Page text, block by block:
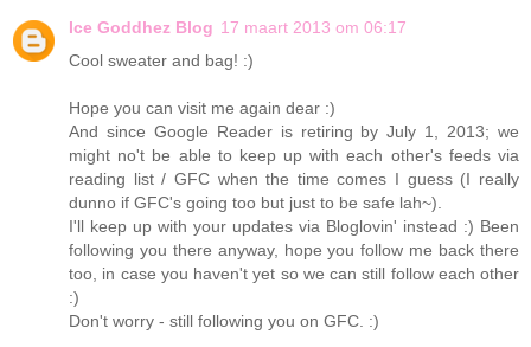
Ice Goddhez Blog 17 maart 2013 om 06:17
Cool sweater and bag! :)
Hope you can visit me again dear :)
And since Google Reader is retiring by July 1, 2013; we
might no't be able to keep up with each other's feeds via
reading list / GFC when the time comes I guess (I really
dunno if GFC's going too but just to be safe lah~).
I'll keep up with your updates via Bloglovin' instead :) Been
following you there anyway, hope you follow me back there
too, in case you haven't yet so we can still follow each other
:)
Don't worry - still following you on GFC. :)